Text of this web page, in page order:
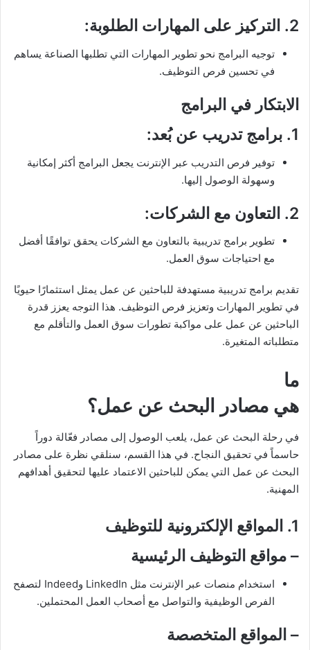
2. التركيز على المهارات الطلوبة:
توجيه البرامج نحو تطوير المهارات التي تطلبها الصناعة يساهم
في تحسين فرص التوظيف.
الابتكار في البرامج
1. برامج تدريب عن بُعد:
توفير فرص التدريب عبر الإنترنت يجعل البرامج أكثر إمكانية
وسهولة الوصول إليها.
2. التعاون مع الشركات:
تطوير برامج تدريبية بالتعاون مع الشركات يحقق توافقًا أفضل
مع احتياجات سوق العمل.
تقديم برامج تدريبية مستهدفة للباحثين عن عمل يمثل استثمارًا حيويًا
في تطوير المهارات وتعزيز فرص التوظيف. هذا التوجه يعزز قدرة
الباحثين عن عمل على مواكبة تطورات سوق العمل والتأقلم مع
متطلباته المتغيرة.
ما
هي مصادر البحث عن عمل؟
في رحلة البحث عن عمل، يلعب الوصول إلى مصادر فعّالة دوراً
حاسماً في تحقيق النجاح. في هذا القسم، سنلقي نظرة على مصادر
البحث عن عمل التي يمكن للباحثين الاعتماد عليها لتحقيق أهدافهم
المهنية.
1. المواقع الإلكترونية للتوظيف
– مواقع التوظيف الرئيسية
استخدام منصات عبر الإنترنت مثل LinkedIn وIndeed لتصفح
الفرص الوظيفية والتواصل مع أصحاب العمل المحتملين.
– المواقع المتخصصة